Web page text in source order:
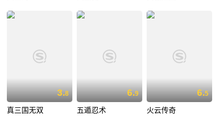
3.8
真三国无双
6.9
五遁忍术
6.5
火云传奇